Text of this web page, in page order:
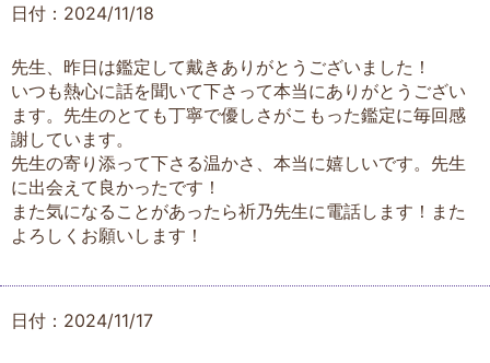
日付：2024/11/18
先生、昨日は鑑定して戴きありがとうございました！
いつも熱心に話を聞いて下さって本当にありがとうござい
ます。先生のとても丁寧で優しさがこもった鑑定に毎回感
謝しています。
先生の寄り添って下さる温かさ、本当に嬉しいです。先生
に出会えて良かったです！
また気になることがあったら祈乃先生に電話します！また
よろしくお願いします！
日付：2024/11/17